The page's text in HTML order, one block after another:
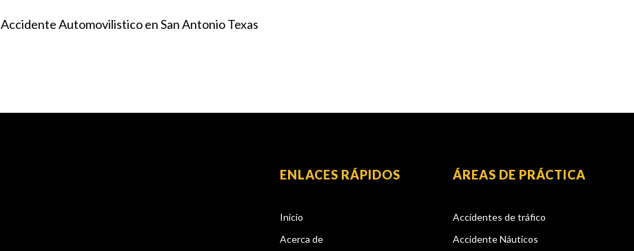
Accidente Automovilistico en San Antonio Texas
ENLACES RÁPIDOS
Inicio
Acerca de
ÁREAS DE PRÁCTICA
Accidentes de tráfico
Accidente Náuticos